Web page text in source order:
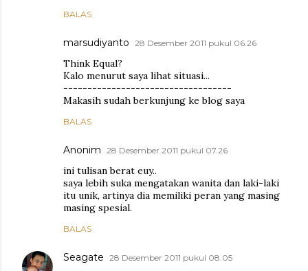
BALAS
marsudiyanto 28 Desember 2011 pukul 06.26
Think Equal?
Kalo menurut saya lihat situasi...
-----------------------------------
Makasih sudah berkunjung ke blog saya
BALAS
Anonim 28 Desember 2011 pukul 07.26
ini tulisan berat euy..
saya lebih suka mengatakan wanita dan laki-laki
itu unik, artinya dia memiliki peran yang masing
masing spesial.
BALAS
Seagate 28 Desember 2011 pukul 08.05